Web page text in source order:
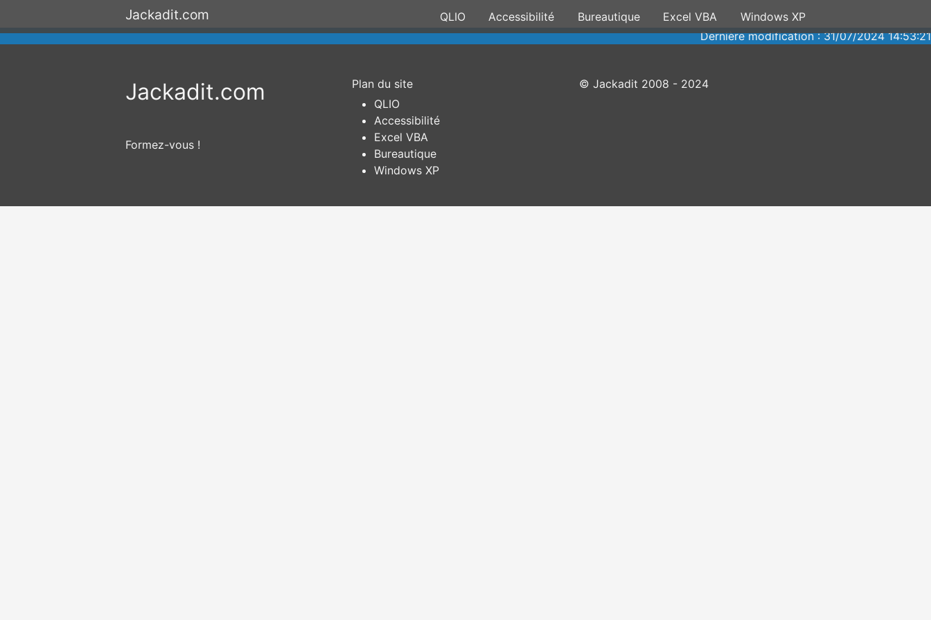
Aller au
Jackadit.com QLIO Accessibilité Bureautique Excel VBA
Windows XP
Dernière modification : 31/07/2024 14:53:21
Jackadit.com
Formez-vous !
Plan du site
QLIO
Accessibilité
Excel VBA
Bureautique
Windows XP
© Jackadit 2008 - 2024